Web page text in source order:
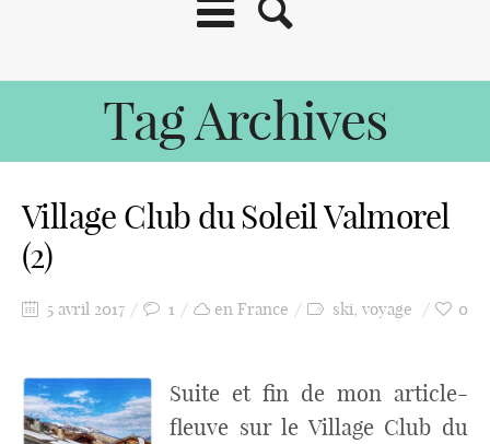
Tag Archives
Village Club du Soleil Valmorel
(2)
5 avril 2017 1 en France ski, voyage 0
Suite et fin de mon article-
fleuve sur le Village Club du